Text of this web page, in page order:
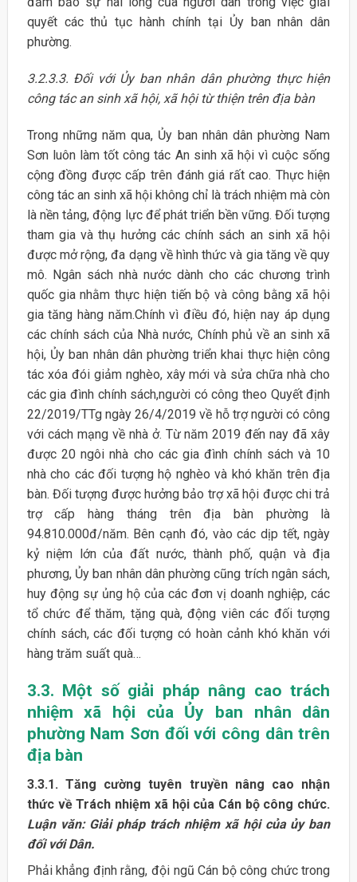
quyết các thủ tục hành chính tại Ủy ban nhân dân
phường.
3.2.3.3. Đối với Ủy ban nhân dân phường thực hiện
công tác an sinh xã hội, xã hội từ thiện trên địa bàn
Trong những năm qua, Ủy ban nhân dân phường Nam
Sơn luôn làm tốt công tác An sinh xã hội vì cuộc sống
cộng đồng được cấp trên đánh giá rất cao. Thực hiện
công tác an sinh xã hội không chỉ là trách nhiệm mà còn
là nền tảng, động lực để phát triển bền vững. Đối tượng
tham gia và thụ hưởng các chính sách an sinh xã hội
được mở rộng, đa dạng về hình thức và gia tăng về quy
mô. Ngân sách nhà nước dành cho các chương trình
quốc gia nhằm thực hiện tiến bộ và công bằng xã hội
gia tăng hàng năm.Chính vì điều đó, hiện nay áp dụng
các chính sách của Nhà nước, Chính phủ về an sinh xã
hội, Ủy ban nhân dân phường triển khai thực hiện công
tác xóa đói giảm nghèo, xây mới và sửa chữa nhà cho
các gia đình chính sách,người có công theo Quyết định
22/2019/TTg ngày 26/4/2019 về hỗ trợ người có công
với cách mạng về nhà ở. Từ năm 2019 đến nay đã xây
được 20 ngôi nhà cho các gia đình chính sách và 10
nhà cho các đối tượng hộ nghèo và khó khăn trên địa
bàn. Đối tượng được hưởng bảo trợ xã hội được chi trả
trợ cấp hàng tháng trên địa bàn phường là
94.810.000đ/năm. Bên cạnh đó, vào các dịp tết, ngày
kỷ niệm lớn của đất nước, thành phố, quận và địa
phương, Ủy ban nhân dân phường cũng trích ngân sách,
huy động sự ủng hộ của các đơn vị doanh nghiệp, các
tổ chức để thăm, tặng quà, động viên các đối tượng
chính sách, các đối tượng có hoàn cảnh khó khăn với
hàng trăm suất quà…
3.3. Một số giải pháp nâng cao trách
nhiệm xã hội của Ủy ban nhân dân
phường Nam Sơn đối với công dân trên
địa bàn
3.3.1. Tăng cường tuyên truyền nâng cao nhận
thức về Trách nhiệm xã hội của Cán bộ công chức.
Luận văn: Giải pháp trách nhiệm xã hội của ủy ban
đối với Dân.
Phải khẳng định rằng, đội ngũ Cán bộ công chức trong